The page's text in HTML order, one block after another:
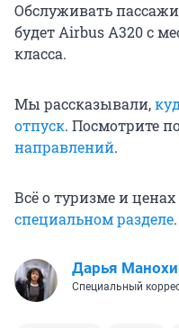
Обслуживать
будет Airbus A320 с
класса.
Мы рассказывали,
отпуск. Посмотрите
направлений.
Всё о туризме и
специальном разделе.
Дарья
Специальный